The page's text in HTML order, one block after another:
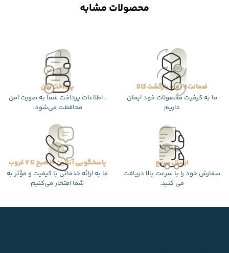
محصولات مشابه
ضمانت 7 روزه بازگشت کالا
ما به کیفیت محصولات خود ایمان
داریم
پرداخت امن
، اطلاعات پرداخت شما به صورت امن
محافظت می‌شود.
ارسال سریع
سفارش خود را با سرعت بالا دریافت
می کنید.
پاسخگویی آنلاین 10 صبح تا 7 غروب
ما به ارائه خدماتی با کیفیت و مؤثر به
شما افتخار می‌کنیم